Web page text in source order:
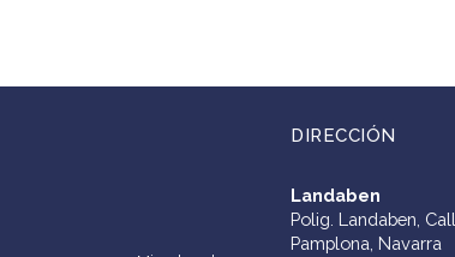
DIRECCIÓN
Landaben
Polig. Landaben,
Pamplona, Navarra